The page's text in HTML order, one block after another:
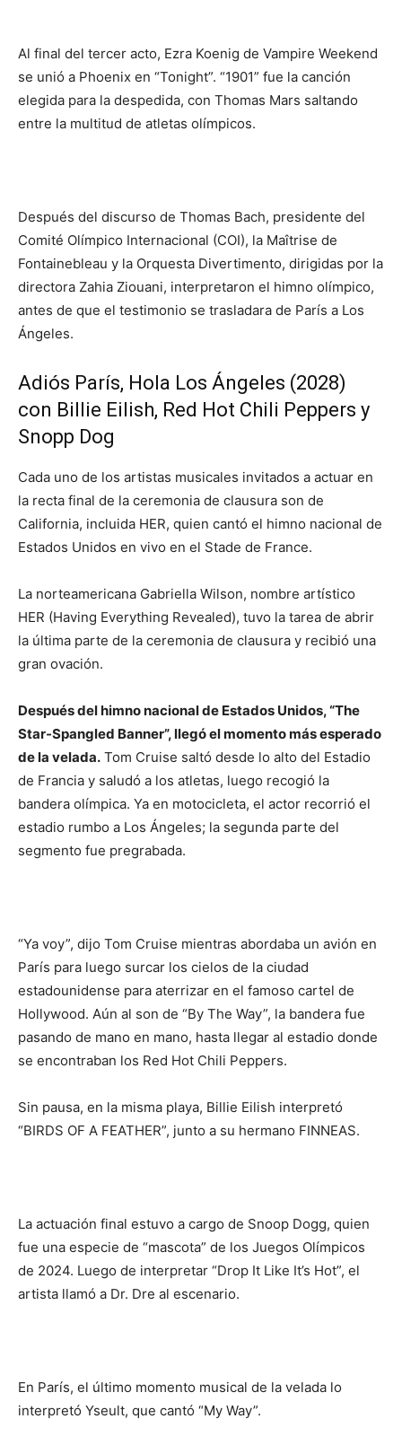
Al final del tercer acto, Ezra Koenig de Vampire Weekend
se unió a Phoenix en “Tonight”. “1901” fue la canción
elegida para la despedida, con Thomas Mars saltando
entre la multitud de atletas olímpicos.
Después del discurso de Thomas Bach, presidente del
Comité Olímpico Internacional (COI), la Maîtrise de
Fontainebleau y la Orquesta Divertimento, dirigidas por la
directora Zahia Ziouani, interpretaron el himno olímpico,
antes de que el testimonio se trasladara de París a Los
Ángeles.
Adiós París, Hola Los Ángeles (2028)
con Billie Eilish, Red Hot Chili Peppers y
Snopp Dog
Cada uno de los artistas musicales invitados a actuar en
la recta final de la ceremonia de clausura son de
California, incluida HER, quien cantó el himno nacional de
Estados Unidos en vivo en el Stade de France.
La norteamericana Gabriella Wilson, nombre artístico
HER (Having Everything Revealed), tuvo la tarea de abrir
la última parte de la ceremonia de clausura y recibió una
gran ovación.
Después del himno nacional de Estados Unidos, “The
Star-Spangled Banner”, llegó el momento más esperado
de la velada. Tom Cruise saltó desde lo alto del Estadio
de Francia y saludó a los atletas, luego recogió la
bandera olímpica. Ya en motocicleta, el actor recorrió el
estadio rumbo a Los Ángeles; la segunda parte del
segmento fue pregrabada.
“Ya voy”, dijo Tom Cruise mientras abordaba un avión en
París para luego surcar los cielos de la ciudad
estadounidense para aterrizar en el famoso cartel de
Hollywood. Aún al son de “By The Way”, la bandera fue
pasando de mano en mano, hasta llegar al estadio donde
se encontraban los Red Hot Chili Peppers.
Sin pausa, en la misma playa, Billie Eilish interpretó
“BIRDS OF A FEATHER”, junto a su hermano FINNEAS.
La actuación final estuvo a cargo de Snoop Dogg, quien
fue una especie de “mascota” de los Juegos Olímpicos
de 2024. Luego de interpretar “Drop It Like It’s Hot”, el
artista llamó a Dr. Dre al escenario.
En París, el último momento musical de la velada lo
interpretó Yseult, que cantó “My Way”.